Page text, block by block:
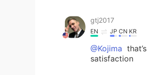
gtj2017
EN JP CN KR
@Kojima
satisfaction